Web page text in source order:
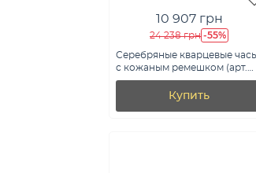
10 907 грн
24 238 грн -55%
Серебряные кварцевые часы
с кожаным ремешком (арт.
7526/332сс)
Купить